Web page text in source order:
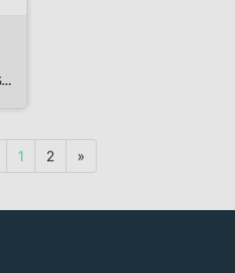
Fahrzeughandel Deppen GmbH
Previous
1 2 »